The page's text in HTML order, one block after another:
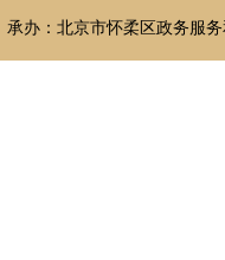
承办：北京市怀柔区政务服